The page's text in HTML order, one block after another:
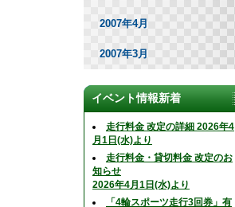
2007年4月
2007年3月
イベント情報新着
走行料金 改定の詳細 2026年4
月1日(水)より
走行料金・貸切料金 改定のお
知らせ
2026年4月1日(水)より
「4輪スポーツ走行3回券」有